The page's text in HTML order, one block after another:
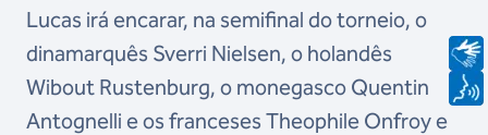
Lucas irá encarar, na semifinal do torneio, o
dinamarquês Sverri Nielsen, o holandês
Wibout Rustenburg, o monegasco Quentin
Antognelli e os franceses Theophile Onfroy e